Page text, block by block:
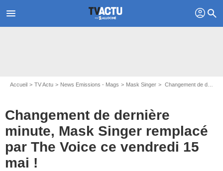
menu profil search
Accueil TV Actu News Emissions - Mags Mask Singer Changement de dernière minute, Mask Singer remplacé par The Voice ce vendredi 15 mai !
Changement de dernière
minute, Mask Singer remplacé
par The Voice ce vendredi 15
mai !